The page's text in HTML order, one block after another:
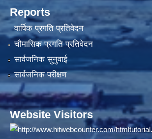
Reports
वार्षिक प्रगति प्रतिवेदन
चौमासिक प्रगति प्रतिवेदन
सार्वजनिक सुनुवाई
सार्वजनिक परीक्षण
Website Visitors